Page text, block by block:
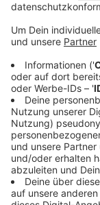
Wand(t)" am
ein rund 270
haben die
jetzt bemalt.
Das Kunstwerk
des
Außerdem soll
schenken, so
Leonhardt.